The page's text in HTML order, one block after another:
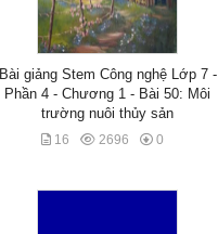
Bài giảng Stem Công nghệ Lớp 7 -
Phần 4 - Chương 1 - Bài 50: Môi
trường nuôi thủy sản
16 2696 0